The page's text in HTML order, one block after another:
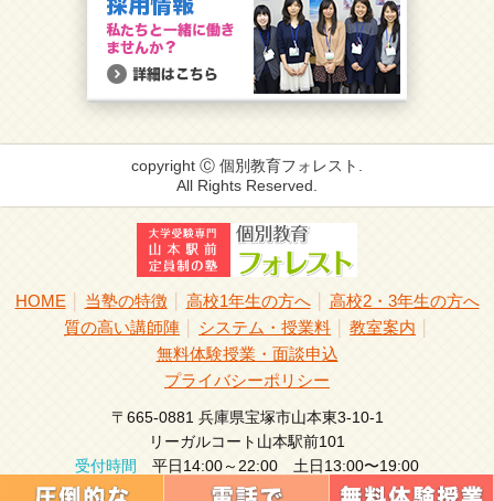
copyright Ⓒ 個別教育フォレスト.
All Rights Reserved.
HOME 当塾の特徴│ 高校1年生の方へ│ 高校2・3年生の方へ
質の高い講師陣
システム・授業料 教室案内
無料体験授業・面談申込
プライバシーポリシー
〒665-0881 兵庫県宝塚市山本東3-10-1
リーガルコート山本駅前101
受付時間
平日14:00～22:00 土日13:00〜19:00